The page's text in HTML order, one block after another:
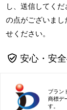
し、送信してく
の点がございまし
せください。
安心・安
ブラン
商標デ
す。